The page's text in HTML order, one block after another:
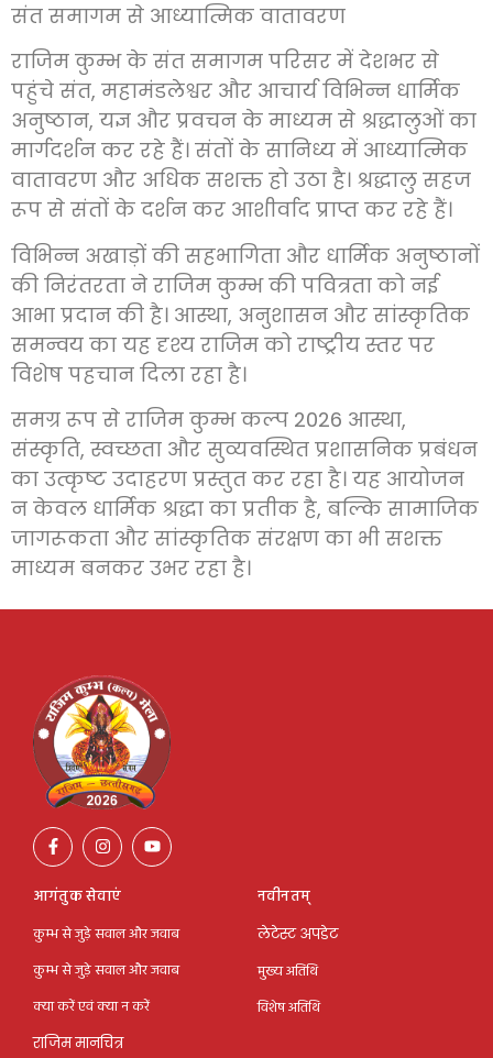
संत समागम से आध्यात्मिक वातावरण
राजिम कुम्भ के संत समागम परिसर में देशभर से
पहुंचे संत, महामंडलेश्वर और आचार्य विभिन्न धार्मिक
अनुष्ठान, यज्ञ और प्रवचन के माध्यम से श्रद्धालुओं का
मार्गदर्शन कर रहे हैं। संतों के सानिध्य में आध्यात्मिक
वातावरण और अधिक सशक्त हो उठा है। श्रद्धालु सहज
रूप से संतों के दर्शन कर आशीर्वाद प्राप्त कर रहे हैं।
विभिन्न अखाड़ों की सहभागिता और धार्मिक अनुष्ठानों
की निरंतरता ने राजिम कुम्भ की पवित्रता को नई
आभा प्रदान की है। आस्था, अनुशासन और सांस्कृतिक
समन्वय का यह दृश्य राजिम को राष्ट्रीय स्तर पर
विशेष पहचान दिला रहा है।
समग्र रूप से राजिम कुम्भ कल्प 2026 आस्था,
संस्कृति, स्वच्छता और सुव्यवस्थित प्रशासनिक प्रबंधन
का उत्कृष्ट उदाहरण प्रस्तुत कर रहा है। यह आयोजन
न केवल धार्मिक श्रद्धा का प्रतीक है, बल्कि सामाजिक
जागरूकता और सांस्कृतिक संरक्षण का भी सशक्त
माध्यम बनकर उभर रहा है।
आगंतुक सेवाएं
कुम्भ से जुड़े सवाल और जवाब
कुम्भ से जुड़े सवाल और जवाब
क्या करें एवं क्या न करें
राजिम मानचित्र
नवीनतम्
लेटेस्ट अपडेट
मुख्य अतिथि
विशेष अतिथि